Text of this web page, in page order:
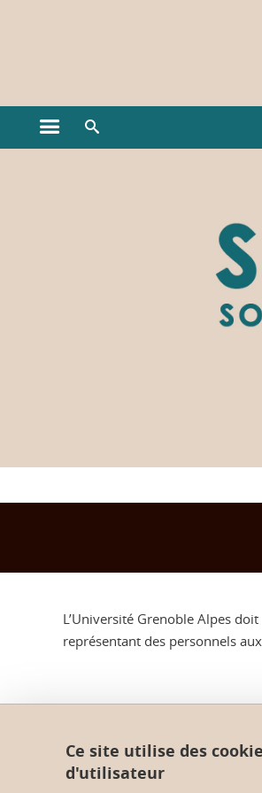
Ouvrir le menu principal
L’Université Grenoble Alpes
représentant des personnels
Crédits
Mentions légales
Ce site utilise des
d'utilisateur